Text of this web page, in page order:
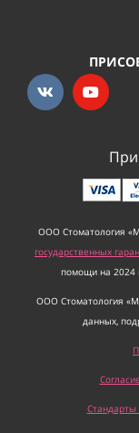
ООО Стоматология
государственных
помощи на 2024
ООО Стоматология
данных,
Стандарты